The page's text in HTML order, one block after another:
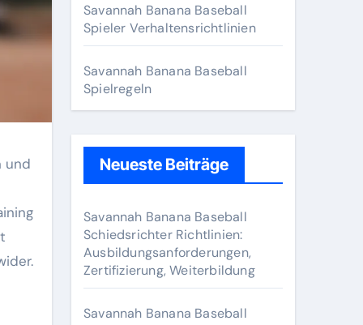
und
:Savannah Banana Baseball
Spieler Verhaltensrichtlinien
Savannah Banana Baseball
Spielregeln
Neueste Beiträge
Savannah Banana Baseball
Schiedsrichter Richtlinien:
Ausbildungsanforderungen,
Zertifizierung, Weiterbildung
Savannah Banana Baseball